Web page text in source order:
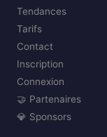
Tendances
Tarifs
Contact
Inscription
Connexion
🤝 Partenaires
💎 Sponsors